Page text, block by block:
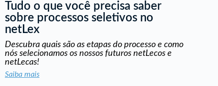
Tudo o que você precisa saber
sobre processos seletivos no
netLex
Descubra quais são as etapas do processo e como
nós selecionamos os nossos futuros netLecos e
netLecas!
Saiba mais